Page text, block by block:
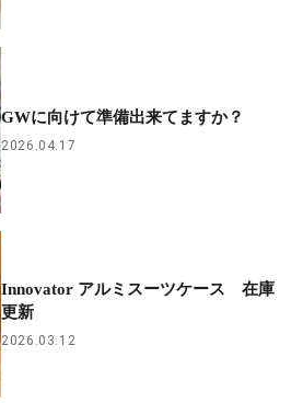
GWに向けて準備出来てますか？
2026.04.17
Innovator アルミスーツケース 在庫
更新
2026.03.12